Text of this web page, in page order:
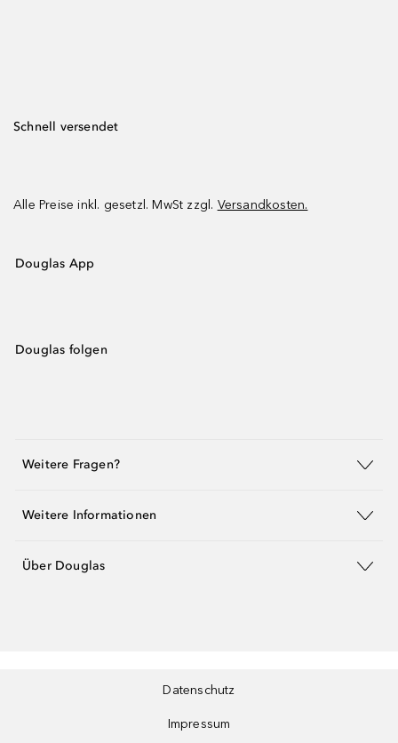
Schnell versendet
Alle Preise inkl. gesetzl. MwSt zzgl. Versandkosten.
Douglas App
Douglas folgen
Weitere Fragen?
Weitere Informationen
Über Douglas
Datenschutz
Impressum